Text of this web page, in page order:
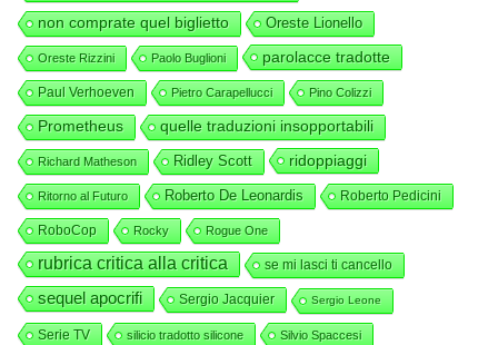
non comprate quel biglietto Oreste Lionello
Oreste Rizzini Paolo Buglioni parolacce tradotte
Paul Verhoeven Pietro Carapellucci Pino Colizzi
Prometheus quelle traduzioni insopportabili
Richard Matheson Ridley Scott ridoppiaggi
Ritorno al Futuro Roberto De Leonardis Roberto Pedicini
RoboCop Rocky Rogue One
rubrica critica alla critica se mi lasci ti cancello
sequel apocrifi Sergio Jacquier Sergio Leone
Serie TV silicio tradotto silicone Silvio Spaccesi